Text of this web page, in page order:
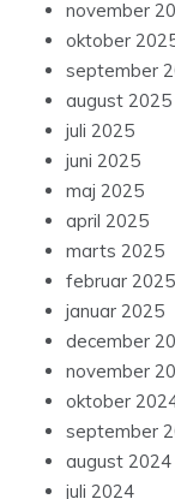
november
oktober
september
august 2025
juli 2025
juni 2025
maj 2025
april 2025
marts 2025
februar 2025
januar 2025
december
november
oktober
september
august 2024
juli 2024